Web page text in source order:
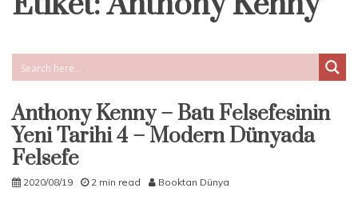
Anthony Kenny – Batı Felsefesinin
Yeni Tarihi 4 – Modern Dünyada
Felsefe
2020/08/19 2 min read Booktan Dünya